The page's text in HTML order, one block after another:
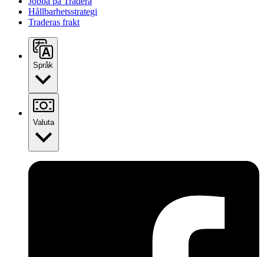
Hållbarhetsstrategi
Traderas frakt
Språk
Valuta